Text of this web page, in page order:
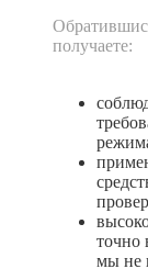
получаете:
точно
мы не